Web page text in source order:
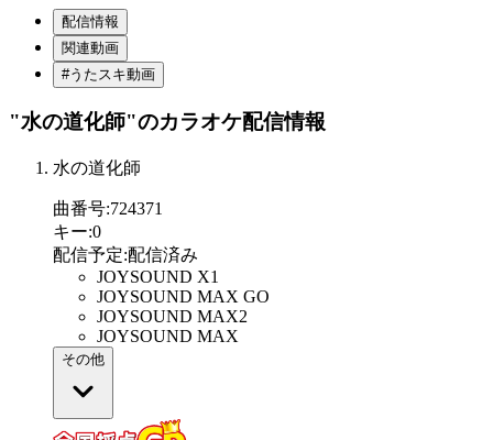
配信情報
関連動画
#うたスキ動画
"水の道化師"のカラオケ配信情報
水の道化師
曲番号:724371
キー:0
配信予定:配信済み
JOYSOUND X1
JOYSOUND MAX GO
JOYSOUND MAX2
JOYSOUND MAX
その他